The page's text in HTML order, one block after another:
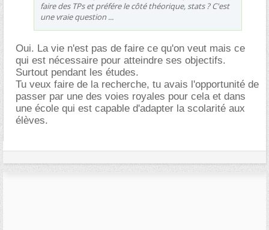
faire des TPs et préfére le côté théorique, stats ? C'est
une vraie question ...
Oui. La vie n'est pas de faire ce qu'on veut mais ce
qui est nécessaire pour atteindre ses objectifs.
Surtout pendant les études.
Tu veux faire de la recherche, tu avais l'opportunité de
passer par une des voies royales pour cela et dans
une école qui est capable d'adapter la scolarité aux
élèves.